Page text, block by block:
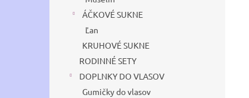
ÁČKOVÉ SUKNE
Ľan
KRUHOVÉ SUKNE
RODINNÉ SETY
DOPLNKY DO VLASOV
Gumičky do vlasov